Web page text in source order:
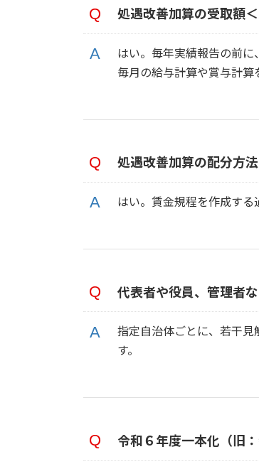
処遇改善加算の受取額
はい。毎年実績報告の前に
毎月の給与計算や賞与計算
処遇改善加算の配分方
はい。賃金規程を作成する
代表者や役員、管理者
指定自治体ごとに、若干見
す。
令和６年度一本化（旧